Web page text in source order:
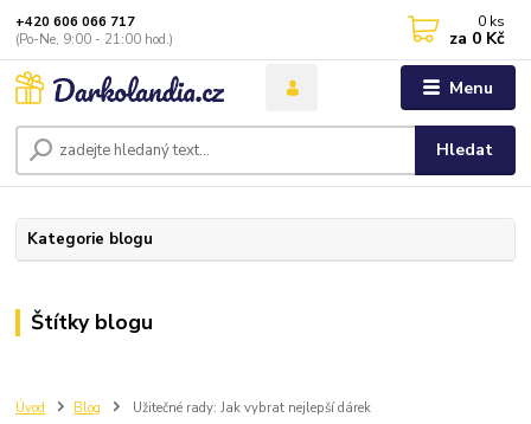
Menu
Hledat
+420 606 066 717
(Po-Ne, 9:00 - 21:00 hod.)
0 ks
za 0 Kč
Kategorie blogu
Štítky blogu
Úvod Blog Užitečné rady: Jak vybrat nejlepší dárek